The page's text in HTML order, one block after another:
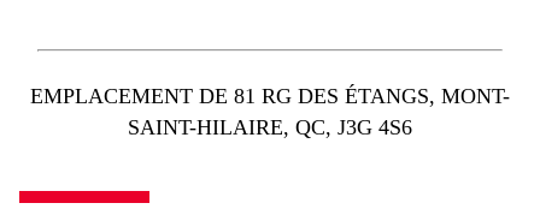
EMPLACEMENT DE 81 RG DES ÉTANGS, MONT-
SAINT-HILAIRE, QC, J3G 4S6